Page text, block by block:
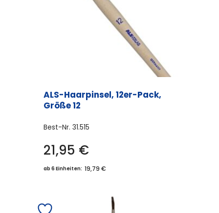
ALS-Haarpinsel, 12er-Pack,
Größe 12
Best-Nr. 31.515
21,95 €
ab 6 Einheiten: 19,79 €